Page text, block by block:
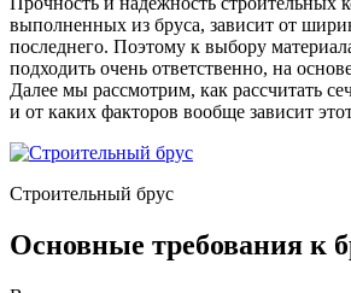
выполненных из бруса, зависит от
последнего. Поэтому к выбору
подходить очень ответственно, на
Далее мы рассмотрим, как рассчитать
и от каких факторов вообще зависит
Строительный брус
Основные требования к